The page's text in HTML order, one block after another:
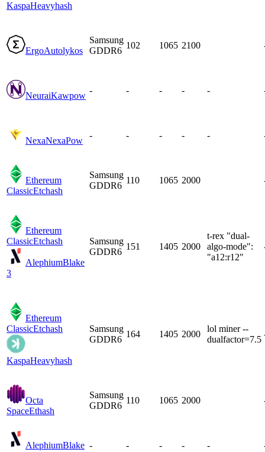
KaspaHeavyhash
ErgoAutolykos
Samsung
GDDR6
102 1065 2100
NeuraiKawpow
- - - - -
NexaNexaPow
- - - - -
Ethereum
ClassicEtchash
Samsung
GDDR6
110 1065 2000
Ethereum
ClassicEtchash
AlephiumBlake
3
Samsung
GDDR6
151 1405 2000
t-rex "dual-
algo-mode":
"a12:r12"
Ethereum
ClassicEtchash
KaspaHeavyhash
Samsung
GDDR6
164 1405 2000
lol miner --
dualfactor=7.5
Octa
SpaceEthash
Samsung
GDDR6
110 1065 2000
AlephiumBlake - - - - -